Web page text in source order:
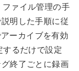
ァイル管理の手
明した手順に従
ーカイブを有効
るだけで設定
終了ごとに録画